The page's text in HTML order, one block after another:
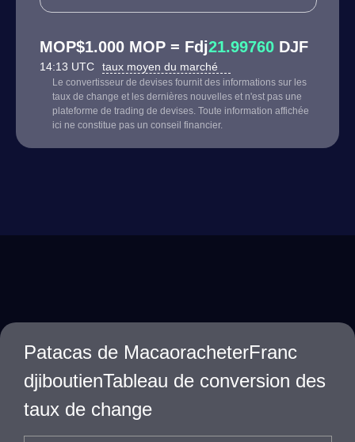
MOP$1.000 MOP = Fdj21.99760 DJF
14:13 UTC taux moyen du marché
Le convertisseur de devises fournit des informations sur les
taux de change et les dernières nouvelles et n'est pas une
plateforme de trading de devises. Toute information affichée
ici ne constitue pas un conseil financier.
Patacas de MacaoracheterFranc
djiboutienTableau de conversion des
taux de change